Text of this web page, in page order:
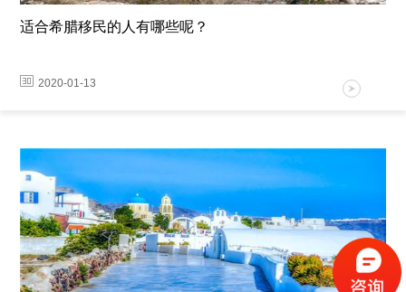
适合希腊移民的人有哪些呢？
2020-01-13